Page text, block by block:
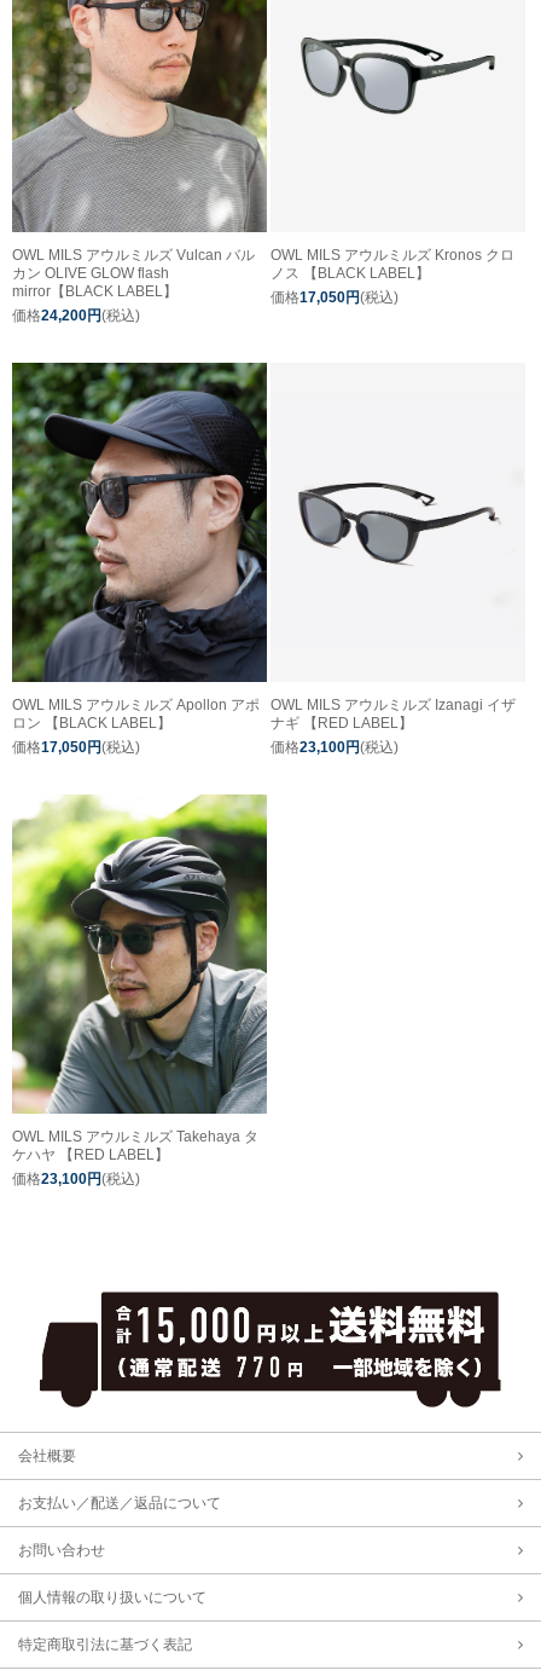
OWL MILS アウルミルズ Vulcan バル
カン OLIVE GLOW flash
mirror【BLACK LABEL】
価格24,200円(税込)
OWL MILS アウルミルズ Kronos クロ
ノス 【BLACK LABEL】
価格17,050円(税込)
OWL MILS アウルミルズ Apollon アポ
ロン 【BLACK LABEL】
価格17,050円(税込)
OWL MILS アウルミルズ Izanagi イザ
ナギ 【RED LABEL】
価格23,100円(税込)
OWL MILS アウルミルズ Takehaya タ
ケハヤ 【RED LABEL】
価格23,100円(税込)
会社概要
お支払い／配送／返品について
お問い合わせ
個人情報の取り扱いについて
特定商取引法に基づく表記